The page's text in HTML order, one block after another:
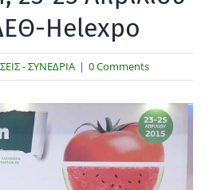
Helexpo
- ΣΥΝΕΔΡΙΑ | 0 Comments